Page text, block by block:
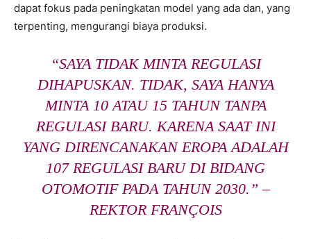
dapat fokus pada peningkatan model yang ada dan, yang
terpenting, mengurangi biaya produksi.
“SAYA TIDAK MINTA REGULASI
DIHAPUSKAN. TIDAK, SAYA HANYA
MINTA 10 ATAU 15 TAHUN TANPA
REGULASI BARU. KARENA SAAT INI
YANG DIRENCANAKAN EROPA ADALAH
107 REGULASI BARU DI BIDANG
OTOMOTIF PADA TAHUN 2030.” –
REKTOR FRANÇOIS